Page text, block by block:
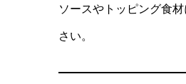
ソースやトッピング食
さい。